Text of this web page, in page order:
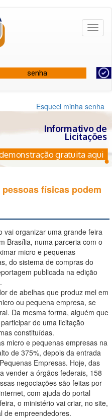
Esqueci minha senha
Informativo de
Licitações
gratuita aqui
físicas podem
vai organizar uma grande feira
Brasília, numa parceria com o
micro e pequenas
do sistema de compras do
publicada na edição
de abelhas que produz mel em
ou pequena empresa, se
Da mesma forma, alguém que
de uma licitação
constituídas.
micro e pequenas empresas na
de 375%, depois da entrada
Empresas. Hoje, das
vender a órgãos federais, 158
negociações são feitas por
com ajuda do portal
o ministério vai criar, no site,
de empreendedores.